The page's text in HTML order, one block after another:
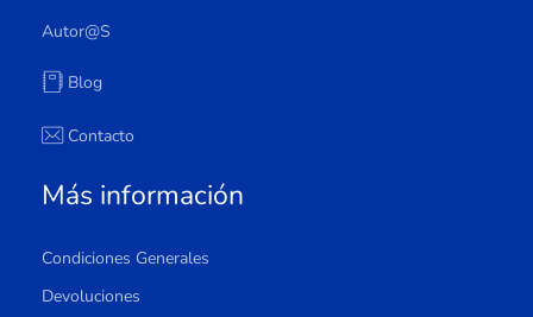
Autor@s
Blog
Contacto
Más información
Condiciones Generales
Devoluciones